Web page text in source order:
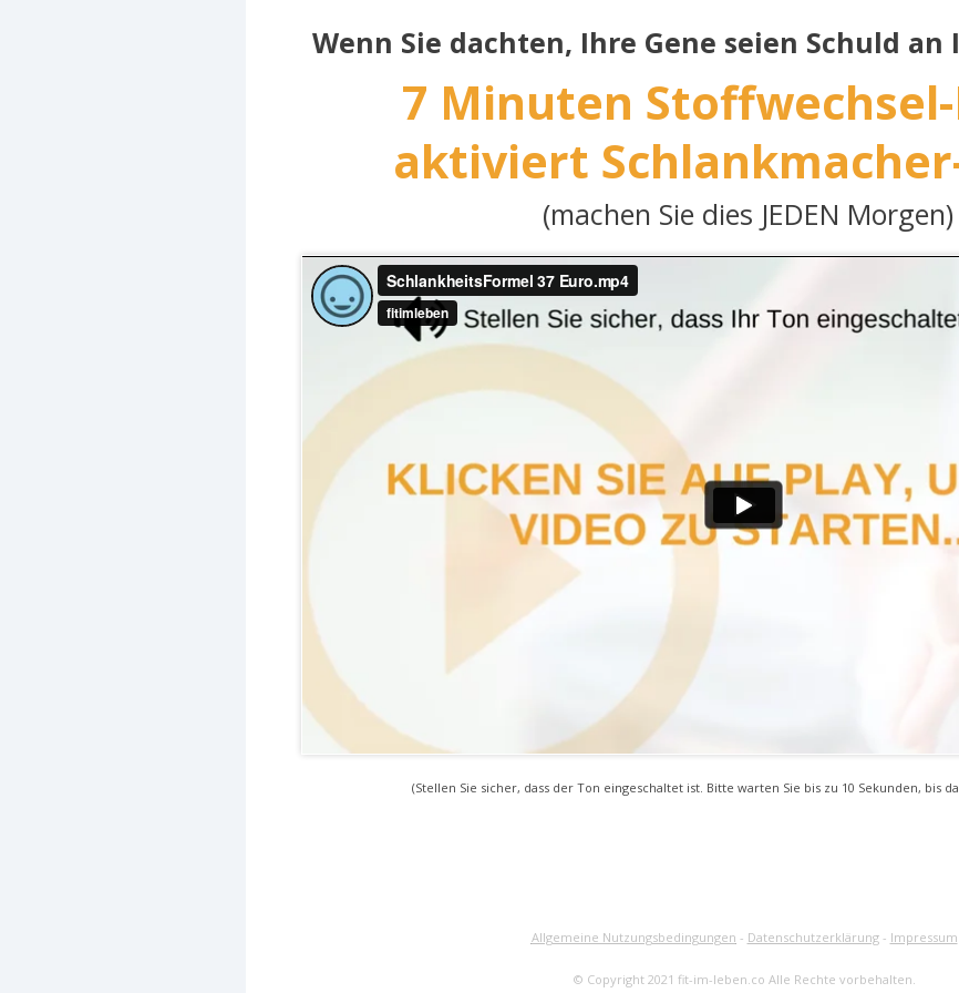
Wenn Sie dachten, Ihre Gene seien Schuld an
7 Minuten
aktiviert
(machen Sie dies JEDEN Morgen)
(Stellen Sie sicher, dass der Ton eingeschaltet ist. Bitte warten Sie bis zu 10 Sekunden, bis
Allgemeine Nutzungsbedingungen - Datenschutzerklärung- Impressum
© Copyright 2021 fit-im-leben.co Alle Rechte vorbehalten.